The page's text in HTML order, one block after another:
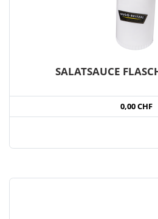
SALATSAUCE
0,00 CHF